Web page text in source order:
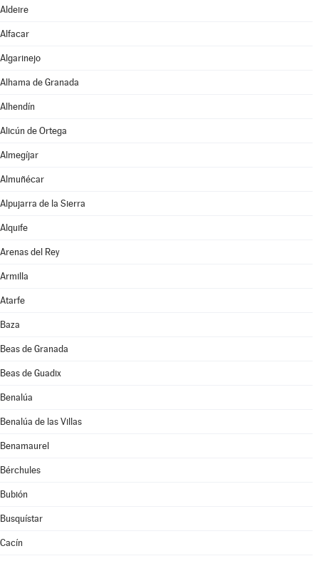
Aldeire
Alfacar
Algarinejo
Alhama de Granada
Alhendín
Alicún de Ortega
Almegíjar
Almuñécar
Alpujarra de la Sierra
Alquife
Arenas del Rey
Armilla
Atarfe
Baza
Beas de Granada
Beas de Guadix
Benalúa
Benalúa de las Villas
Benamaurel
Bérchules
Bubión
Busquístar
Cacín